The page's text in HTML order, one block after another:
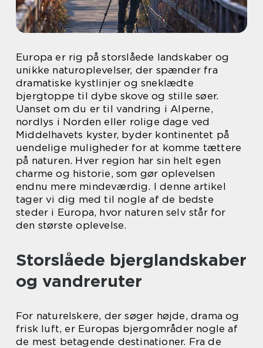
Europa er rig på storslåede landskaber og
unikke naturoplevelser, der spænder fra
dramatiske kystlinjer og sneklædte
bjergtoppe til dybe skove og stille søer.
Uanset om du er til vandring i Alperne,
nordlys i Norden eller rolige dage ved
Middelhavets kyster, byder kontinentet på
uendelige muligheder for at komme tættere
på naturen. Hver region har sin helt egen
charme og historie, som gør oplevelsen
endnu mere mindeværdig. I denne artikel
tager vi dig med til nogle af de bedste
steder i Europa, hvor naturen selv står for
den største oplevelse.
Storslåede bjerglandskaber
og vandreruter
For naturelskere, der søger højde, drama og
frisk luft, er Europas bjergområder nogle af
de mest betagende destinationer. Fra de